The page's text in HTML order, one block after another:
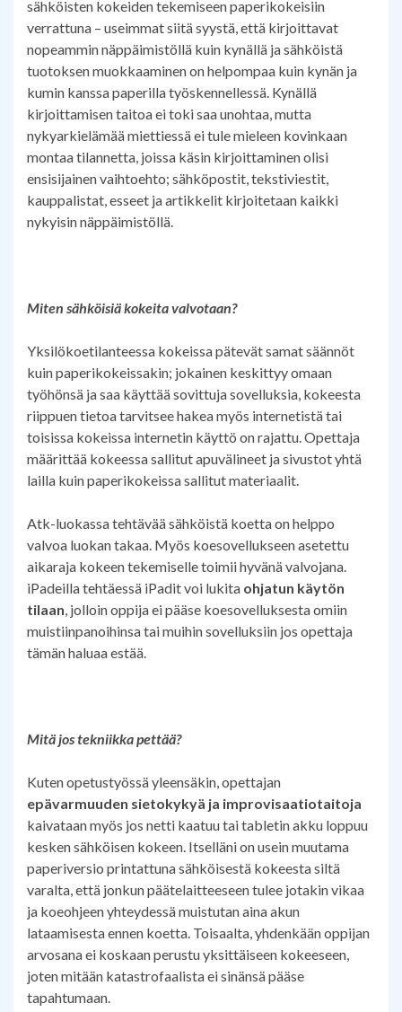
sähköisten kokeiden tekemiseen paperikokeisiin
verrattuna – useimmat siitä syystä, että kirjoittavat
nopeammin näppäimistöllä kuin kynällä ja sähköistä
tuotoksen muokkaaminen on helpompaa kuin kynän ja
kumin kanssa paperilla työskennellessä. Kynällä
kirjoittamisen taitoa ei toki saa unohtaa, mutta
nykyarkielämää miettiessä ei tule mieleen kovinkaan
montaa tilannetta, joissa käsin kirjoittaminen olisi
ensisijainen vaihtoehto; sähköpostit, tekstiviestit,
kauppalistat, esseet ja artikkelit kirjoitetaan kaikki
nykyisin näppäimistöllä.
Miten sähköisiä kokeita valvotaan?
Yksilökoetilanteessa kokeissa pätevät samat säännöt
kuin paperikokeissakin; jokainen keskittyy omaan
työhönsä ja saa käyttää sovittuja sovelluksia, kokeesta
riippuen tietoa tarvitsee hakea myös internetistä tai
toisissa kokeissa internetin käyttö on rajattu. Opettaja
määrittää kokeessa sallitut apuvälineet ja sivustot yhtä
lailla kuin paperikokeissa sallitut materiaalit.
Atk-luokassa tehtävää sähköistä koetta on helppo
valvoa luokan takaa. Myös koesovellukseen asetettu
aikaraja kokeen tekemiselle toimii hyvänä valvojana.
iPadeilla tehtäessä iPadit voi lukita ohjatun käytön
tilaan, jolloin oppija ei pääse koesovelluksesta omiin
muistiinpanoihinsa tai muihin sovelluksiin jos opettaja
tämän haluaa estää.
Mitä jos tekniikka pettää?
Kuten opetustyössä yleensäkin, opettajan
epävarmuuden sietokykyä ja improvisaatiotaitoja
kaivataan myös jos netti kaatuu tai tabletin akku loppuu
kesken sähköisen kokeen. Itselläni on usein muutama
paperiversio printattuna sähköisestä kokeesta siltä
varalta, että jonkun päätelaitteeseen tulee jotakin vikaa
ja koeohjeen yhteydessä muistutan aina akun
lataamisesta ennen koetta. Toisaalta, yhdenkään oppijan
arvosana ei koskaan perustu yksittäiseen kokeeseen,
joten mitään katastrofaalista ei sinänsä pääse
tapahtumaan.